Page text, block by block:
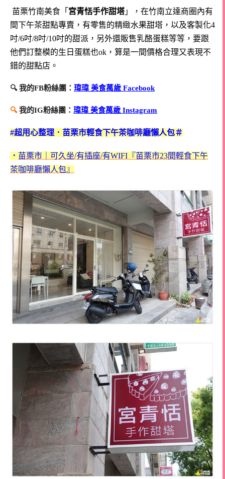
苗栗竹南美食「 宮青恬手作甜塔 」，在竹南立達商圈內有
間下午茶甜點專賣，有零售的精緻水果甜塔，以及客製化4
吋/6吋/8吋/10吋的甜派，另外還販售乳酪蛋糕等等，要跟
他們訂整模的生日蛋糕也ok，算是一間價格合理又表現不
錯的甜點店。
🔍 我的FB粉絲團： 瑋瑋 美食萬歲 Facebook
🔍我的IG粉絲團： 瑋瑋 美食萬歲 Instagram
#超用心整理．苗栗市輕食下午茶咖啡廳懶人包＃
． 苗栗市｜可久坐/有插座/有WIFI『苗栗市23間輕食下午
茶咖啡廳懶人包』